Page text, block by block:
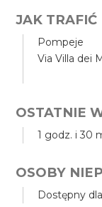
JAK TRAFIĆ
Pompeje
Via Villa dei
OSTATNIE
1 godz. i 30
OSOBY
Dostępny